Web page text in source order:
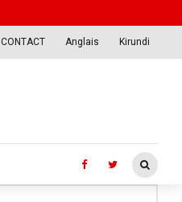
CONTACT Anglais Kirundi